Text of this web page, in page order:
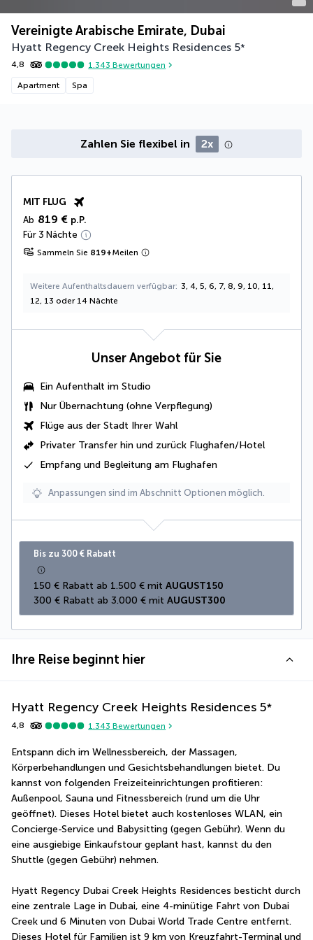
Vereinigte Arabische Emirate, Dubai
Hyatt Regency Creek Heights Residences 5*
4,8 1.343 Bewertungen
Apartment Spa
Zahlen Sie flexibel in 2x
MIT FLUG
Ab 819 € p.P.
Für 3 Nächte
Sammeln Sie 819+Meilen
Weitere Aufenthaltsdauern verfügbar 3, 4, 5, 6, 7, 8, 9, 10, 11,
12, 13 oder 14 Nächte
Unser Angebot für Sie
Ein Aufenthalt im Studio
Nur Übernachtung (ohne Verpflegung)
Flüge aus der Stadt Ihrer Wahl
Privater Transfer hin und zurück Flughafen/Hotel
Empfang und Begleitung am Flughafen
Anpassungen sind im Abschnitt Optionen möglich.
Bis zu 300 € Rabatt
150 € Rabatt ab 1.500 € mit AUGUST150
300 € Rabatt ab 3.000 € mit AUGUST300
Ihre Reise beginnt hier
Hyatt Regency Creek Heights Residences 5*
4,8 1.343 Bewertungen
Entspann dich im Wellnessbereich, der Massagen,
Körperbehandlungen und Gesichtsbehandlungen bietet. Du
kannst von folgenden Freizeiteinrichtungen profitieren:
Außenpool, Sauna und Fitnessbereich (rund um die Uhr
geöffnet). Dieses Hotel bietet auch kostenloses WLAN, ein
Concierge-Service und Babysitting (gegen Gebühr). Wenn du
eine ausgiebige Einkaufstour geplant hast, kannst du den
Shuttle (gegen Gebühr) nehmen.
Hyatt Regency Dubai Creek Heights Residences besticht durch
eine zentrale Lage in Dubai, eine 4-minütige Fahrt von Dubai
Creek und 6 Minuten von Dubai World Trade Centre entfernt.
Dieses Hotel für Familien ist 9 km von Kreuzfahrt-Terminal und